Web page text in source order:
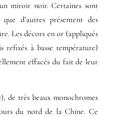
miroir noir. Certaines sont
d’autres présentent des
Les décors en or (appliqués
refixés à basse température)
effacés du fait de leur
de très beaux monochromes
du nord de la Chine. Ce